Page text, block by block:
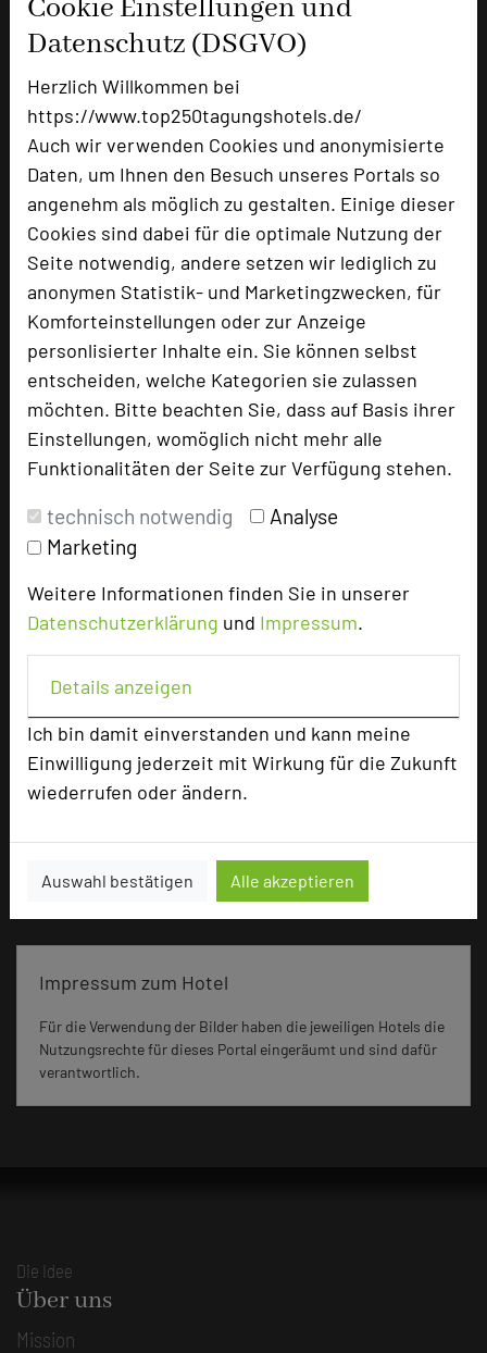
Cookie Einstellungen und
Datenschutz (DSGVO)
Herzlich Willkommen bei
https://www.top250tagungshotels.de/
Auch wir verwenden Cookies und anonymisierte
Daten, um Ihnen den Besuch unseres Portals so
angenehm als möglich zu gestalten. Einige dieser
Cookies sind dabei für die optimale Nutzung der
Seite notwendig, andere setzen wir lediglich zu
anonymen Statistik- und Marketingzwecken, für
Komforteinstellungen oder zur Anzeige
personlisierter Inhalte ein. Sie können selbst
entscheiden, welche Kategorien sie zulassen
möchten. Bitte beachten Sie, dass auf Basis ihrer
Einstellungen, womöglich nicht mehr alle
Funktionalitäten der Seite zur Verfügung stehen.
technisch notwendig
Analyse
Marketing
Weitere Informationen finden Sie in unserer
Datenschutzerklärung und Impressum.
Details anzeigen
Ich bin damit einverstanden und kann meine
Einwilligung jederzeit mit Wirkung für die Zukunft
wiederrufen oder ändern.
Auswahl bestätigen Alle akzeptieren
phone +49 351 8099-0
zur Tagungsanfrage hinzufügen add_circle
Hotel bewerten
Hoteldaten
Max. Tagungskapazität (Personen)
Parlamentarisch
Reihenbestuhlung
100
Zimmer
Suiten
Besonders geeignet für
Seminar, Konferenz, Klausur, Event
217 Seiten dieses Hotels wurden in den vergangenen
30 Tagen auf diesem Portal aufgerufen.
Impressum zum Hotel
Für die Verwendung der Bilder haben die jeweiligen Hotels die
Nutzungsrechte für dieses Portal eingeräumt und sind dafür
verantwortlich.
Die Idee
Über uns
Mission